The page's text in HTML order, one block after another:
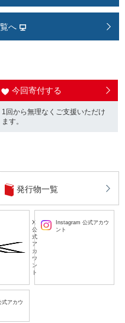
へ
今回寄付する
1回から無理なくご支援いただけ
ます。
発行物一覧
X
公
式
ア
カ
ウ
ン
ト
Instagram 公式アカウ
ント
式アカウ